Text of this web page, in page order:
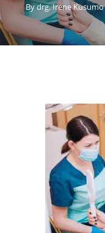
Bydrg. Irene Kusumo